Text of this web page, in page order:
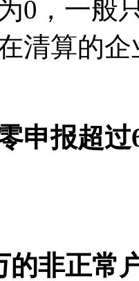
0，一般
清算的企
申报超
的非正常